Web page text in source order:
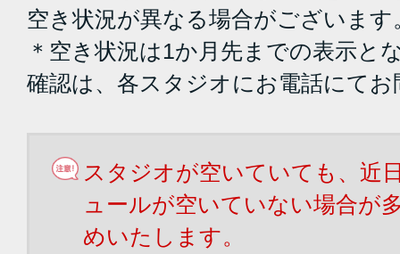
空き状況が異なる場合がございます
＊空き状況は1か月先までの表示と
確認は、各スタジオにお電話にて
スタジオが空いていても、近
ュールが空いていない場合が
めいたします。